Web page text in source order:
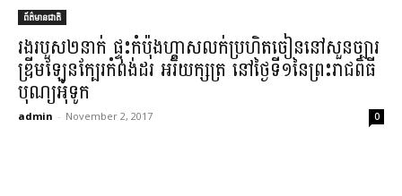
ព័ត៌មានជាតិ
រងរបួស​២​នាក់ ផ្ទុះ​កំប៉ុង​ហ្គាស​លក់​ប្រហិត​ចៀន​នៅ​សួនច្បារ​
ឌ្រី​ម​ឡែ​ន​ក្បែរ​កំពង់ដរ អរិយ​ក្សត្រ នៅ​ថ្ងៃទី​១​នៃ​ព្រះ​រាជពិធី​
បុណ្យអុំទូក​
admin - November 2, 2017 0